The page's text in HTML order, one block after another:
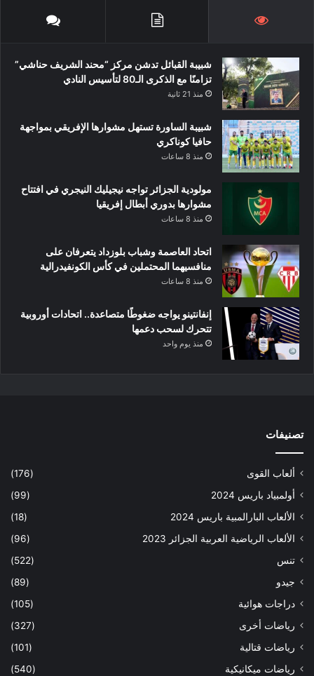
شبيبة القبائل تدشن مركز “محند الشريف حناشي”
تزامنًا مع الذكرى الـ80 لتأسيس النادي
منذ 21 ثانية
شبيبة الساورة تستهل مشوارها الإفريقي بمواجهة
حافيا كوناكري
منذ 8 ساعات
مولودية الجزائر تواجه نيجيليك النيجري في افتتاح
مشوارها بدوري أبطال إفريقيا
منذ 8 ساعات
اتحاد العاصمة وشباب بلوزداد يتعرفان على
منافسيهما المحتملين في كأس الكونفيدرالية
منذ 8 ساعات
إنفانتينو يواجه ضغوطًا متصاعدة.. اتحادات أوروبية
تتحرك لسحب دعمها
منذ يوم واحد
تصنيفات
ألعاب القوى
(176)
أولمبياد باريس 2024
(99)
الألعاب البارالمبية باريس 2024
(18)
الألعاب الرياضية العربية الجزائر 2023
(96)
تنس
(522)
جيدو
(89)
دراجات هوائية
(105)
رياضات أخرى
(327)
رياضات قتالية
(101)
رياضات ميكانيكية
(540)